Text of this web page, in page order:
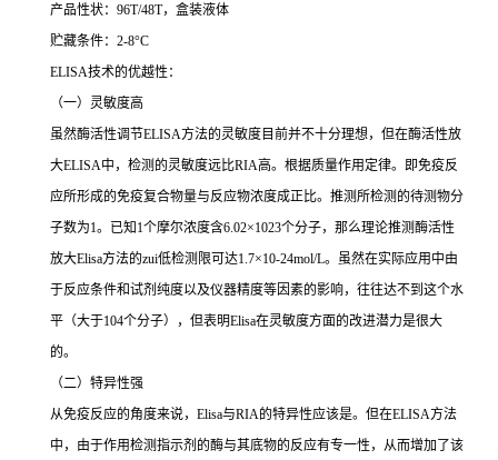
产品性状： 96T/48T，盒装液体
贮藏条件： 2-8°C
ELISA技术的优越性：
（一）灵敏度高
虽然酶活性调节ELISA方法的灵敏度目前并不十分理想，但在酶活性放
大ELISA中，检测的灵敏度远比RIA高。根据质量作用定律。即免疫反
应所形成的免疫复合物量与反应物浓度成正比。推测所检测的待测物分
子数为1。已知 1个摩尔浓度含6.02×1023个分子，那么理论推测酶活性
放大Elisa方法的zui低检测限可达1.7×10-24mol/L。虽然在实际应用中由
于反应条件和试剂纯度以及仪器精度等因素的影响，往往达不到这个水
平（大于104个分子），但表明Elisa在灵敏度方面的改进潜力是很大
的。
（二）特异性强
从免疫反应的角度来说， Elisa与RIA的特异性应该是。但在ELISA方法
中，由于作用检测指示剂的酶与其底物的反应有专一性，从而增加了该